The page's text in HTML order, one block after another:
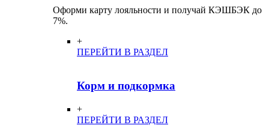
Оформи карту лояльности и получай КЭШБЭК до
7%.
+
ПЕРЕЙТИ В РАЗДЕЛ
Корм и подкормка
+
ПЕРЕЙТИ В РАЗДЕЛ